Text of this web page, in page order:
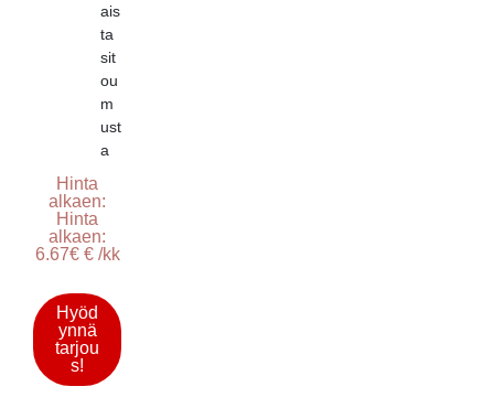
ais
ta
sit
ou
m
ust
a
Hinta
alkaen:
Hinta
alkaen:
6.67€ € /kk
Hyöd
ynnä
tarjou
s!